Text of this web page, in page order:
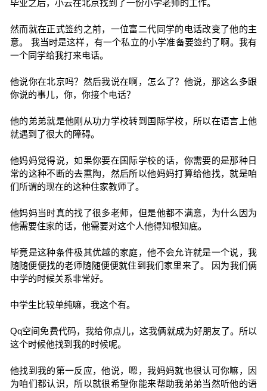
毕业之后，小云在北京找到了一份小学老师的工作。
然而就在正式签约之前，一位富二代同学的电话改变了他的主
意。 我当时是这样，有一个私立的小学准备要签约了啊。我有
一个同学给我打来电话。
他说你在北京吗？然后我说在啊，怎么了？他说，那这么多跟
你说的事儿，你，你接个电话？
他的弟弟就是他刚从功力学校转到国际学校，所以在语言上他
就遇到了很大的障碍。
他妈妈觉得说，如果你要在国际学校的话，你需要的是那种日
常的这种不断的去熏陶，然后所以他妈妈打算给他找，就是咱
们所谓的现在的这种住家教师了。
他妈妈当时真的找了很多老师，但是他都不满意，为什么因为
他需要住家的话，他需要对这个人他得知根知底。
毕竟是这种条件极其优越的家庭，他不会允许就是一个说，我
随随便便找的老师随随便便就住到我们家里来了。 因为我们俩
中学的时候关系非常好。
中学生比较单纯嘛，我这个有。
Qq空间免费代码，我给你点儿，这我俩就成为好朋友了。所以
这个时候他找到我的时候呢。
他找到我的第一反应，他说，嗯，我妈妈就也很认可你嘛，因
为咱们都认识，所以就很希望你能来帮助我弟弟当然听他的语